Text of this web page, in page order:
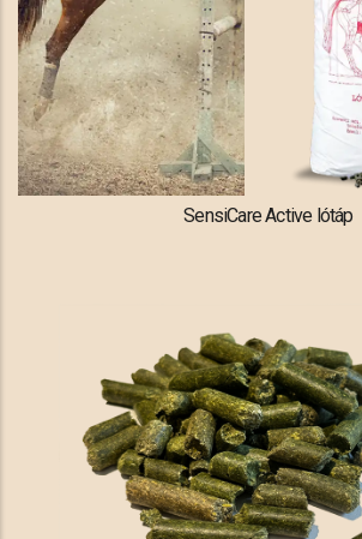
SensiCare Active lótáp